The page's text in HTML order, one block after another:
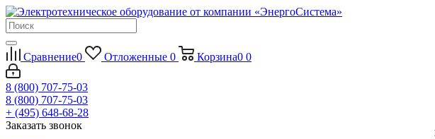
Сравнение0 Отложенные 0 Корзина0 0
8 (800) 707-75-03
8 (800) 707-75-03
+ (495) 648-68-28
Заказать звонок